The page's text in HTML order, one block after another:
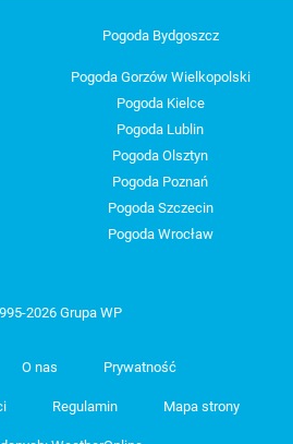
Pogoda Bydgoszcz
Pogoda Gorzów Wielkopolski
Pogoda Kielce
Pogoda Lublin
Pogoda Olsztyn
Pogoda Poznań
Pogoda Szczecin
Pogoda Wrocław
2026 Grupa WP
O nas Prywatność
Regulamin Mapa strony